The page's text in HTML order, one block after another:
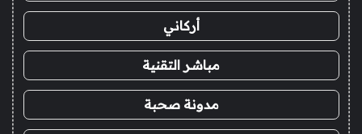
أركاني
مباشر التقنية
مدونة صحبة